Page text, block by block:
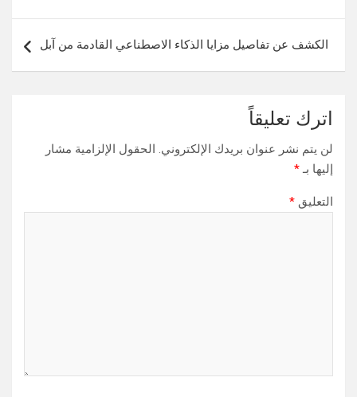
الكشف عن تفاصيل مزايا الذكاء الاصطناعي القادمة من آبل
اترك تعليقاً
لن يتم نشر عنوان بريدك الإلكتروني. الحقول الإلزامية مشار
إليها بـ*
التعليق *